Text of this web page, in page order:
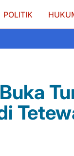
POLITIK
Dorong Perumda